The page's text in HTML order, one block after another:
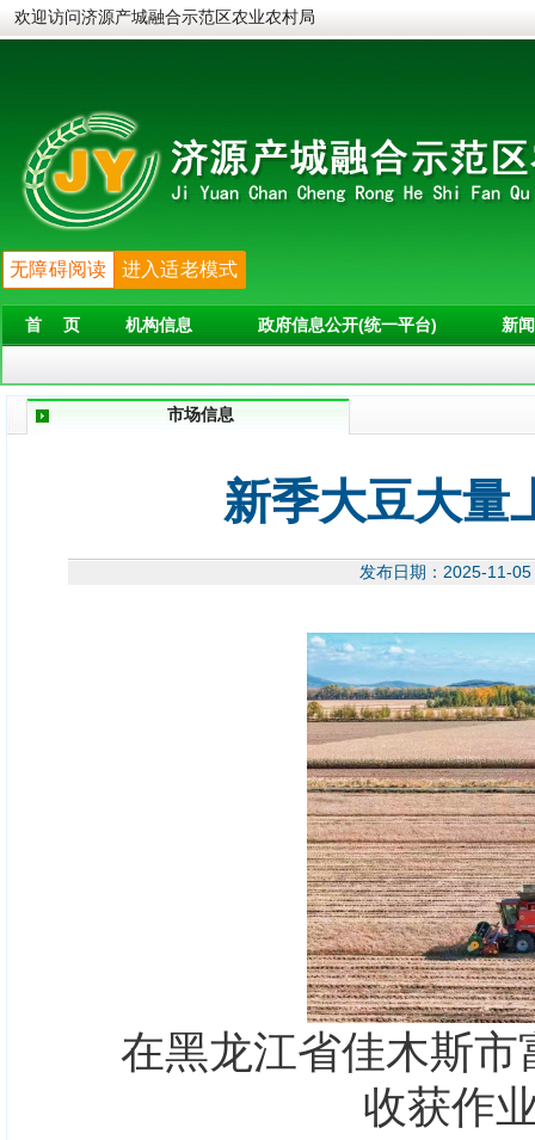
欢迎访问济源产城融合示范区农业农村局
无障碍阅读 进入适老模式
首 页 机构信息 政府信息公开(统一平台) 新
市场信息
新季大豆大量
发布日期：2025-
在黑龙江省佳木斯
收获作